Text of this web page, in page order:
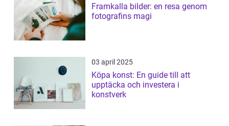
Framkalla bilder: en resa genom
fotografins magi
03 april 2025
Köpa konst: En guide till att
upptäcka och investera i
konstverk